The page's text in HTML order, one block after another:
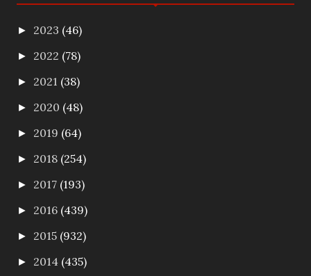
► 2023 (46)
► 2022 (78)
► 2021 (38)
► 2020 (48)
► 2019 (64)
► 2018 (254)
► 2017 (193)
► 2016 (439)
► 2015 (932)
► 2014 (435)